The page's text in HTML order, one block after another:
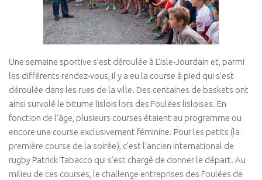
Une semaine sportive s’est déroulée à L’Isle-Jourdain et, parmi
les différents rendez-vous, il y a eu la course à pied qui s’est
déroulée dans les rues de la ville. Des centaines de baskets ont
ainsi survolé le bitume lislois lors des Foulées lisloises. En
fonction de l’âge, plusieurs courses étaient au programme ou
encore une course exclusivement féminine. Pour les petits (la
première course de la soirée), c’est l’ancien international de
rugby Patrick Tabacco qui s’est chargé de donner le départ. Au
milieu de ces courses, le challenge entreprises des Foulées de